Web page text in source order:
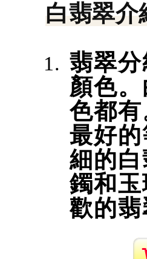
白翡翠介
翡翠
顏色
色都
最好
細的
鐲和
歡的